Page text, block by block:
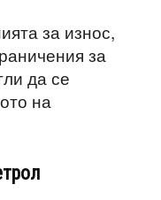
за износ,
за
да се
на